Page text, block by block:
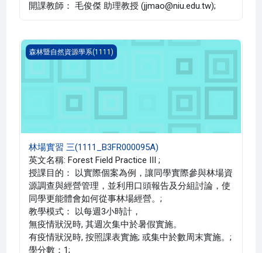
開課教師： 毛俊傑 助理教授 (jjmao@niu.edu.tw);
林場實習 三(1111_B3FR000095A)
森林暨自然資源學系(1111)
林場實習 三(1111_B3FR000095A)
英文名稱: Forest Field Practice III ;
授課目的： 以實際個案為例，讓同學實際參與林場資
源調查與經營管理，並利用口頭報告及分組討論，使
同學更能體會如何從事林場經營。;
教學模式： 以每週3小時計，
無疫情狀況時, 其週次集中於暑假實施。
有疫情狀況時, 按照課表實施; 或集中於數周末實施。;
學分數：1;